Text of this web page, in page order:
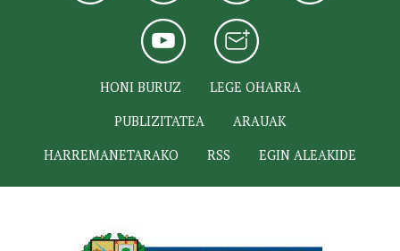
HONI BURUZ
LEGE OHARRA
PUBLIZITATEA
ARAUAK
HARREMANETARAKO
RSS EGIN ALEAKIDE